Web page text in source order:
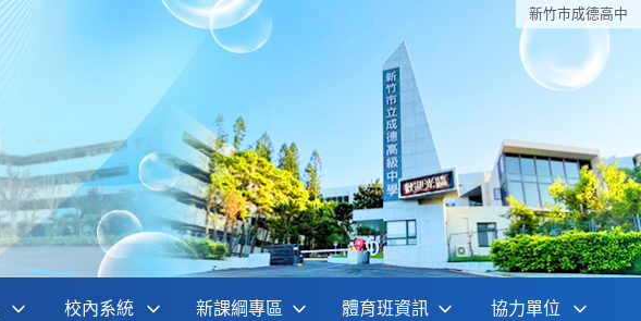
新竹巿成德高中
校內系統 新課綱專區 體育班資訊 協力單位